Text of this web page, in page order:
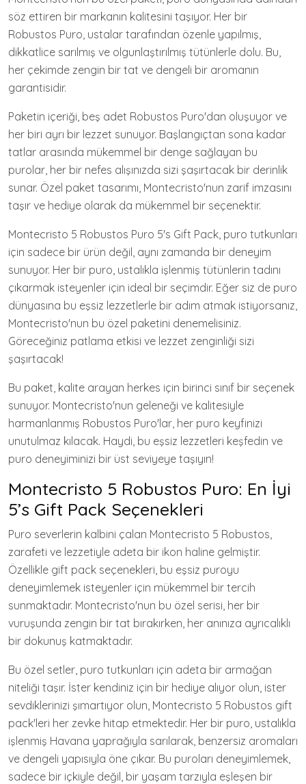
söz ettiren bir markanın kalitesini taşıyor. Her bir
Robustos Puro, ustalar tarafından özenle yapılmış,
dikkatlice sarılmış ve olgunlaştırılmış tütünlerle dolu. Bu,
her çekimde zengin bir tat ve dengeli bir aromanın
garantisidir.
Paketin içeriği, beş adet Robustos Puro'dan oluşuyor ve
her biri ayrı bir lezzet sunuyor. Başlangıçtan sona kadar
tatlar arasında mükemmel bir denge sağlayan bu
purolar, her bir nefes alışınızda sizi şaşırtacak bir derinlik
sunar. Özel paket tasarımı, Montecristo'nun zarif imzasını
taşır ve hediye olarak da mükemmel bir seçenektir.
Montecristo 5 Robustos Puro 5's Gift Pack, puro tutkunları
için sadece bir ürün değil, aynı zamanda bir deneyim
sunuyor. Her bir puro, ustalıkla işlenmiş tütünlerin tadını
çıkarmak isteyenler için ideal bir seçimdir. Eğer siz de puro
dünyasına bu eşsiz lezzetlerle bir adım atmak istiyorsanız,
Montecristo'nun bu özel paketini denemelisiniz.
Göreceğiniz patlama etkisi ve lezzet zenginliği sizi
şaşırtacak!
Bu paket, kalite arayan herkes için birinci sınıf bir seçenek
sunuyor. Montecristo'nun geleneği ve kalitesiyle
harmanlanmış Robustos Puro'lar, her puro keyfinizi
unutulmaz kılacak. Haydi, bu eşsiz lezzetleri keşfedin ve
puro deneyiminizi bir üst seviyeye taşıyın!
Montecristo 5 Robustos Puro: En İyi
5’s Gift Pack Seçenekleri
Puro severlerin kalbini çalan Montecristo 5 Robustos,
zarafeti ve lezzetiyle adeta bir ikon haline gelmiştir.
Özellikle gift pack seçenekleri, bu eşsiz puroyu
deneyimlemek isteyenler için mükemmel bir tercih
sunmaktadır. Montecristo'nun bu özel serisi, her bir
vuruşunda zengin bir tat bırakırken, her anınıza ayrıcalıklı
bir dokunuş katmaktadır.
Bu özel setler, puro tutkunları için adeta bir armağan
niteliği taşır. İster kendiniz için bir hediye alıyor olun, ister
sevdiklerinizi şımartıyor olun, Montecristo 5 Robustos gift
pack'leri her zevke hitap etmektedir. Her bir puro, ustalıkla
işlenmiş Havana yaprağıyla sarılarak, benzersiz aromaları
ve dengeli yapısıyla öne çıkar. Bu puroları deneyimlemek,
sadece bir içkiyle değil, bir yaşam tarzıyla eşleşen bir